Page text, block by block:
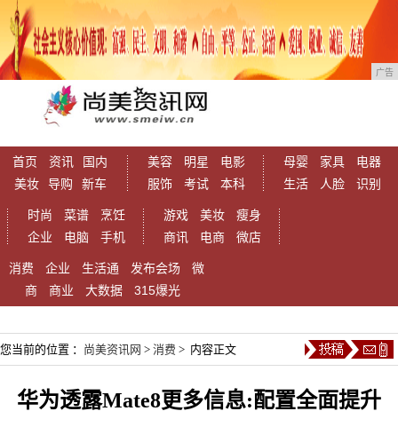
广告
首页 资讯
国内
美妆
导购 新车
美容 明星
电影
服饰
考试 本科
母婴 家具
电器
生活
人脸 识别
时尚 菜谱
烹饪
企业
电脑 手机
游戏 美妆
瘦身
商讯
电商 微店
消费 企业 生活通 发布会场
微
商
商业 大数据 315爆光
您当前的位置 ： 尚美资讯网 > 消费 > 内容正文
华为透露Mate8更多信息:配置全面提升